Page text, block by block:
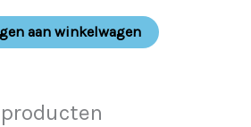
aan winkelwagen